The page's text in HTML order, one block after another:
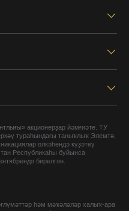
акционерҙар йәмғиәте. ТУ
тураһындағы таныҡлыҡ Элемтә,
өлкәһендә күҙәтеү
Республикаһы буйынса
бирелгән.
һәм мәҡәләләр халыҡ-ара